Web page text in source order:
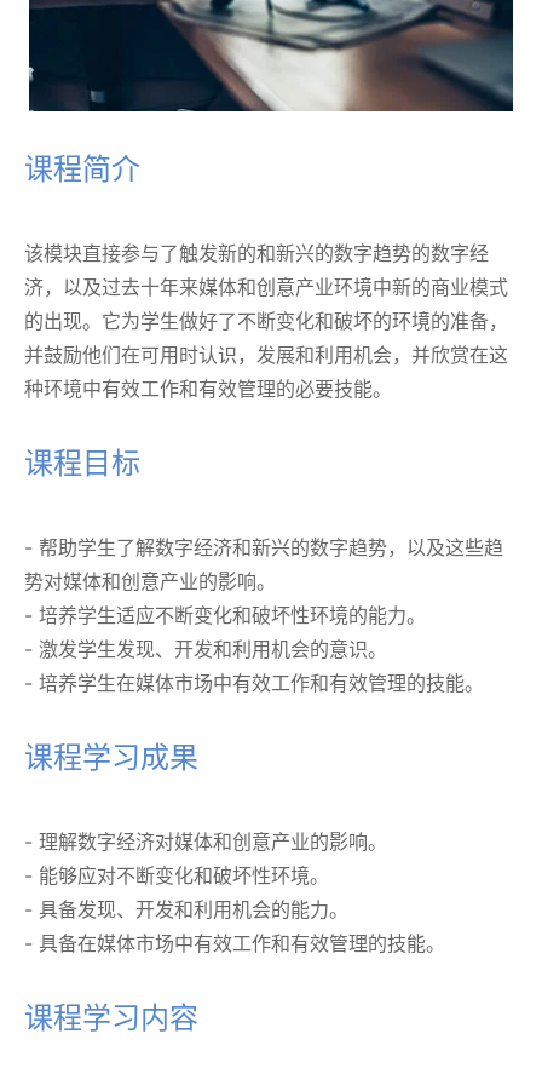
课程简介
该模块直接参与了触发新的和新兴的数字趋势的数字经
济，以及过去十年来媒体和创意产业环境中新的商业模式
的出现。它为学生做好了不断变化和破坏的环境的准备，
并鼓励他们在可用时认识，发展和利用机会，并欣赏在这
种环境中有效工作和有效管理的必要技能。
课程目标
- 帮助学生了解数字经济和新兴的数字趋势，以及这些趋
势对媒体和创意产业的影响。
- 培养学生适应不断变化和破坏性环境的能力。
- 激发学生发现、开发和利用机会的意识。
- 培养学生在媒体市场中有效工作和有效管理的技能。
课程学习成果
- 理解数字经济对媒体和创意产业的影响。
- 能够应对不断变化和破坏性环境。
- 具备发现、开发和利用机会的能力。
- 具备在媒体市场中有效工作和有效管理的技能。
课程学习内容